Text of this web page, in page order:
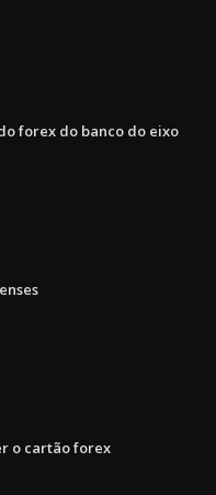
forex do banco do eixo
o cartão forex